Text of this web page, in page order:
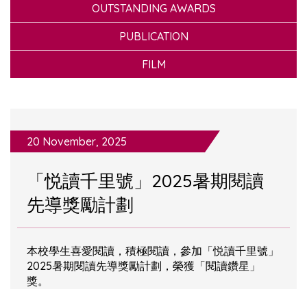
OUTSTANDING AWARDS
PUBLICATION
FILM
20 November, 2025
「悦讀千里號」2025暑期閱讀
先導獎勵計劃
本校學生喜愛閱讀，積極閱讀，參加「悦讀千里號」
2025暑期閱讀先導獎勵計劃，榮獲「閱讀鑽星」
獎。